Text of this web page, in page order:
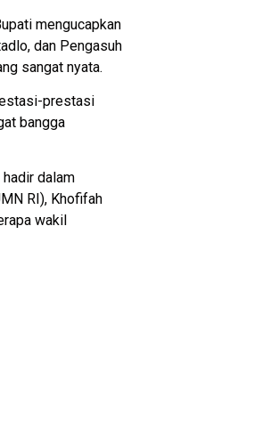
mengucapkan
dan Pengasuh
sangat nyata.
prestasi
bangga
dalam
RI), Khofifah
wakil